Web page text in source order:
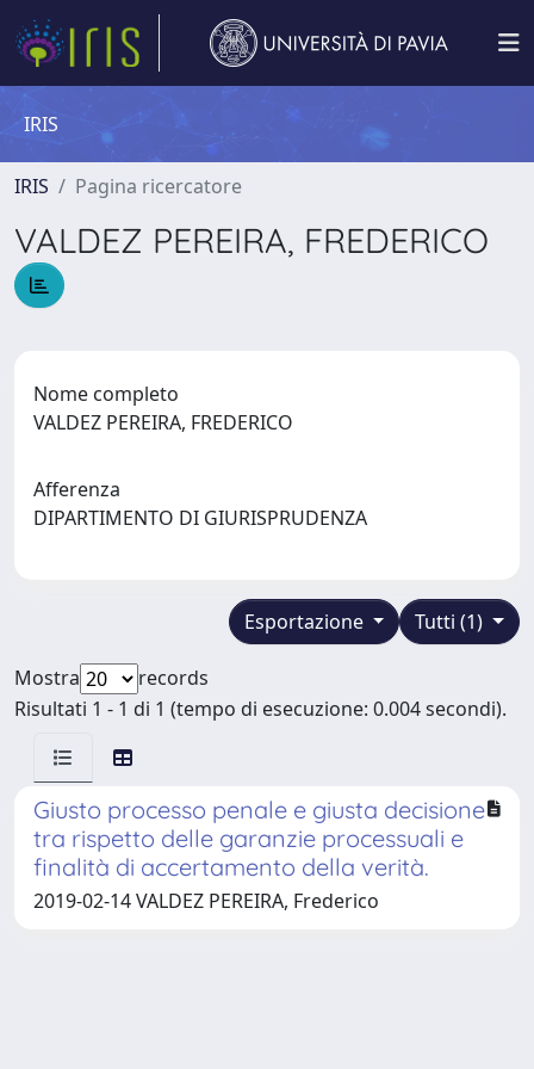
IRIS
IRIS Pagina ricercatore
VALDEZ PEREIRA, FREDERICO
Nome completo
VALDEZ PEREIRA, FREDERICO
Afferenza
DIPARTIMENTO DI GIURISPRUDENZA
Tutti (1)
Esportazione
Mostra
records
Risultati 1 - 1 di 1 (tempo di esecuzione: 0.004 secondi).
Giusto processo penale e giusta decisione
tra rispetto delle garanzie processuali e
finalità di accertamento della verità.
2019-02-14 VALDEZ PEREIRA, Frederico